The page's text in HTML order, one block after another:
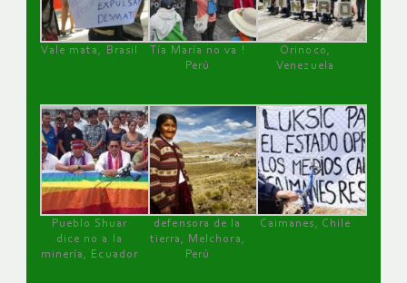
Vale mata, Brasil
Tía María no va !
Perú
Orinoco,
Venezuela
Pueblo Shuar
dice no a la
minería, Ecuador
defensora de la
tierra, Melchora,
Perú
Caimanes, Chile